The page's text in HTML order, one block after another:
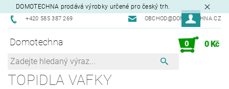
DOMOTECHNA prodává výrobky určené pro český trh.
+420 585 387 269 OBCHOD@DOMOTECHNA.CZ
Domotechna 0 0 Kč
TOPIDLA VAFKY